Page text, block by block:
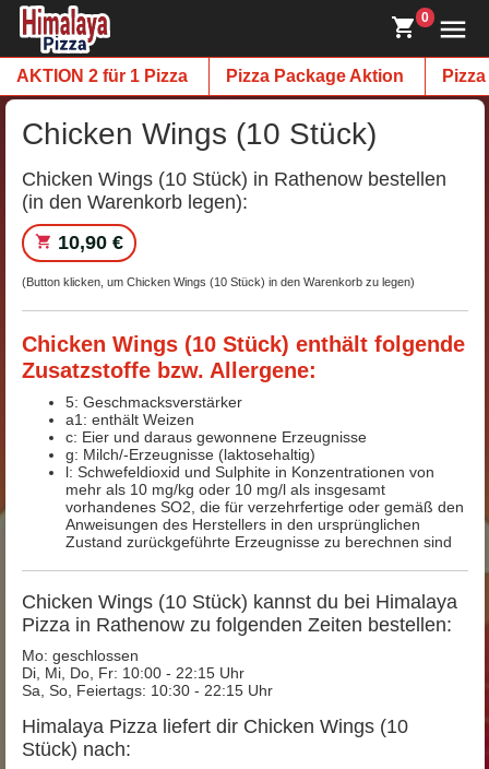
0
AKTION 2 für 1 Pizza Pizza Package Aktion Pizza
Chicken Wings (10 Stück)
Chicken Wings (10 Stück) in Rathenow bestellen
(in den Warenkorb legen):
10,90 €
(Button klicken, um Chicken Wings (10 Stück) in den Warenkorb zu legen)
Chicken Wings (10 Stück) enthält folgende
Zusatzstoffe bzw. Allergene:
5: Geschmacksverstärker
a1: enthält Weizen
c: Eier und daraus gewonnene Erzeugnisse
g: Milch/-Erzeugnisse (laktosehaltig)
l: Schwefeldioxid und Sulphite in Konzentrationen von
mehr als 10 mg/kg oder 10 mg/l als insgesamt
vorhandenes SO2, die für verzehrfertige oder gemäß den
Anweisungen des Herstellers in den ursprünglichen
Zustand zurückgeführte Erzeugnisse zu berechnen sind
Chicken Wings (10 Stück) kannst du bei Himalaya
Pizza in Rathenow zu folgenden Zeiten bestellen:
Mo: geschlossen
Di, Mi, Do, Fr: 10:00 - 22:15 Uhr
Sa, So, Feiertags: 10:30 - 22:15 Uhr
Himalaya Pizza liefert dir Chicken Wings (10
Stück) nach: